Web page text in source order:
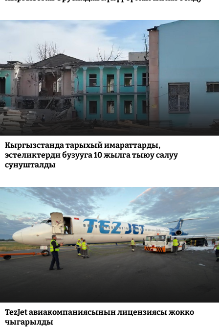
Кыргызстанда тарыхый имараттарды,
эстеликтерди бузууга 10 жылга тыюу салуу
сунушталды
TezJet авиакомпаниясынын лицензиясы жокко
чыгарылды